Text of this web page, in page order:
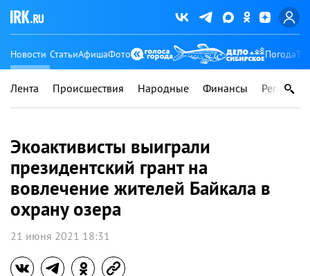
Новости СтатьиАфишаФото Погода
Лента Происшествия Народные Финансы Регионы
Экоактивисты выиграли
президентский грант на
вовлечение жителей Байкала в
охрану озера
21 июня 2021 18:31